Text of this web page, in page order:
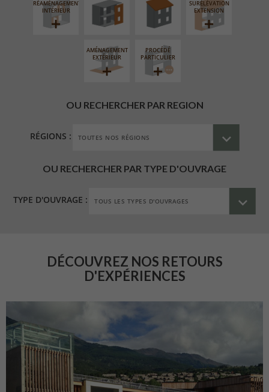
RÉAMÉNAGEMENT
INTÉRIEUR
SURÉLÉVATION
EXTENSION
AMÉNAGEMENT
EXTÉRIEUR
PROCÉDÉ
PARTICULIER
OU RECHERCHER PAR REGION
RÉGIONS :
OU RECHERCHER PAR TYPE D'OUVRAGE
TYPE D'OUVRAGE :
DÉCOUVREZ NOS RETOURS
D'EXPÉRIENCES